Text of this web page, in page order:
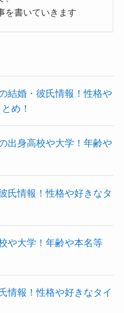
を書いていきます
結婚・彼氏情報！性格や
め！
出身高校や大学！年齢や
氏情報！性格や好きなタ
や大学！年齢や本名等
情報！性格や好きなタイ